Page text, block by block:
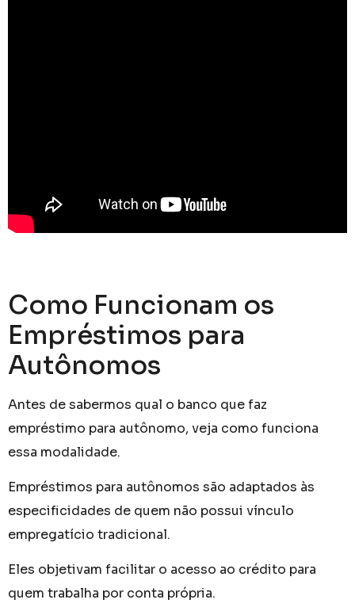
Como Funcionam os
Empréstimos para
Autônomos
Antes de sabermos qual o banco que faz
empréstimo para autônomo, veja como funciona
essa modalidade.
Empréstimos para autônomos são adaptados às
especificidades de quem não possui vínculo
empregatício tradicional.
Eles objetivam facilitar o acesso ao crédito para
quem trabalha por conta própria.